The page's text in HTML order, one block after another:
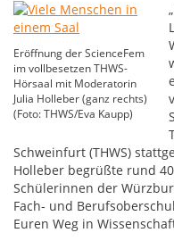
Eröffnung der ScienceFem
im vollbesetzen THWS-
Hörsaal mit Moderatorin
Julia Holleber (ganz rechts)
(Foto: THWS/Eva Kaupp)
Schweinfurt (THWS)
Holleber begrüßte rund
Schülerinnen der
Fach- und
Euren Weg in